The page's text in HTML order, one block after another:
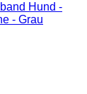
Hund -
- Grau